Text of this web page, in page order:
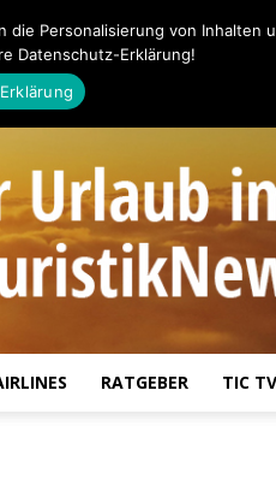
RATGEBER TIC
Personalisierung von Inhalten
Datenschutz-Erklärung!